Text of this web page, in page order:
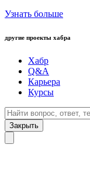
Узнать больше
другие проекты хабра
Хабр
Q&A
Карьера
Курсы
Закрыть